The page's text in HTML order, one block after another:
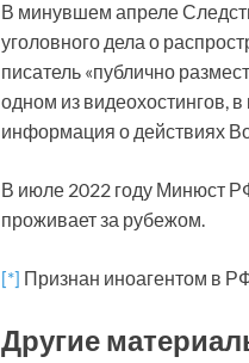
В минувшем апреле
уголовного дела о
писатель «публично
одном из видеохостингов,
информация о действиях
В июле 2022 году Минюст
проживает за рубежом.
[*] Признан иноагентом в
Другие